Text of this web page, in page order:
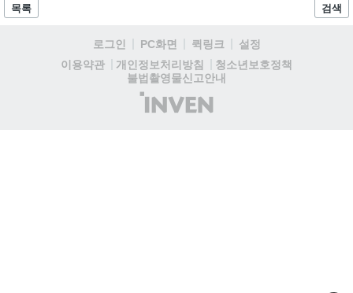
예정입니다. 클레어와 크리스 남매의 이야기를 다루며 RE 엔진을
기반으로 제작 중이나, 구체적인 출시일과 가격, 예약 구매 일정
목록 검색
로그인 PC화면 퀵링크
설정
이용약관
개인정보처리방침
청소년보호정책
불법촬영물신고안내
(주)
인